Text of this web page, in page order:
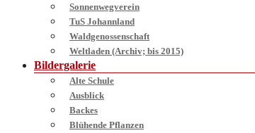
Sonnenwegverein
TuS Johannland
Waldgenossenschaft
Weltladen (Archiv; bis 2015)
Bildergalerie
Alte Schule
Ausblick
Backes
Blühende Pflanzen